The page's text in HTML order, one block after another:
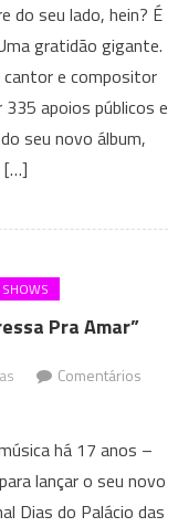
do seu lado, hein? É
gratidão gigante.
e compositor
apoios públicos e
seu novo álbum,
[…]
SHOWS
Pra Amar”
Comentários
há 17 anos –
lançar o seu novo
Dias do Palácio das